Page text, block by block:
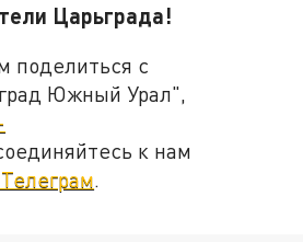
Царьграда!
поделиться с
Южный Урал",
к нам
.